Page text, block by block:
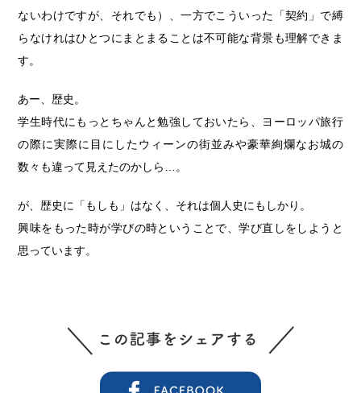
ないわけですが、それでも）、一方でこういった「契約」で縛
らなけれはひとつにまとまることは不可能な背景も理解できま
す。
あー、歴史。
学生時代にもっとちゃんと勉強しておいたら、ヨーロッパ旅行
の際に実際に目にしたウィーンの街並みや豪華絢爛なお城の
数々も違って見えたのかしら…。
が、歴史に「もしも」はなく、それは個人史にもしかり。
興味をもった時が学びの時ということで、学び直しをしようと
思っています。